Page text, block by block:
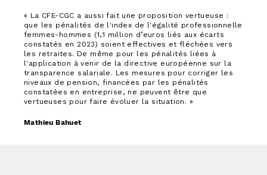
« La CFE-CGC a aussi fait une proposition vertueuse :
que les pénalités de l'index de l'égalité professionnelle
femmes-hommes (1,1 million d’euros liés aux écarts
constatés en 2023) soient effectives et fléchées vers
les retraites. De même pour les pénalités liées à
l'application à venir de la directive européenne sur la
transparence salariale. Les mesures pour corriger les
niveaux de pension, financées par les pénalités
constatées en entreprise, ne peuvent être que
vertueuses pour faire évoluer la situation. »
Mathieu Bahuet